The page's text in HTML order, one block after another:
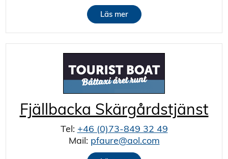
Läs mer
Fjällbacka Skärgårdstjänst
Tel: +46 (0)73-849 32 49
Mail: pfaure@aol.com